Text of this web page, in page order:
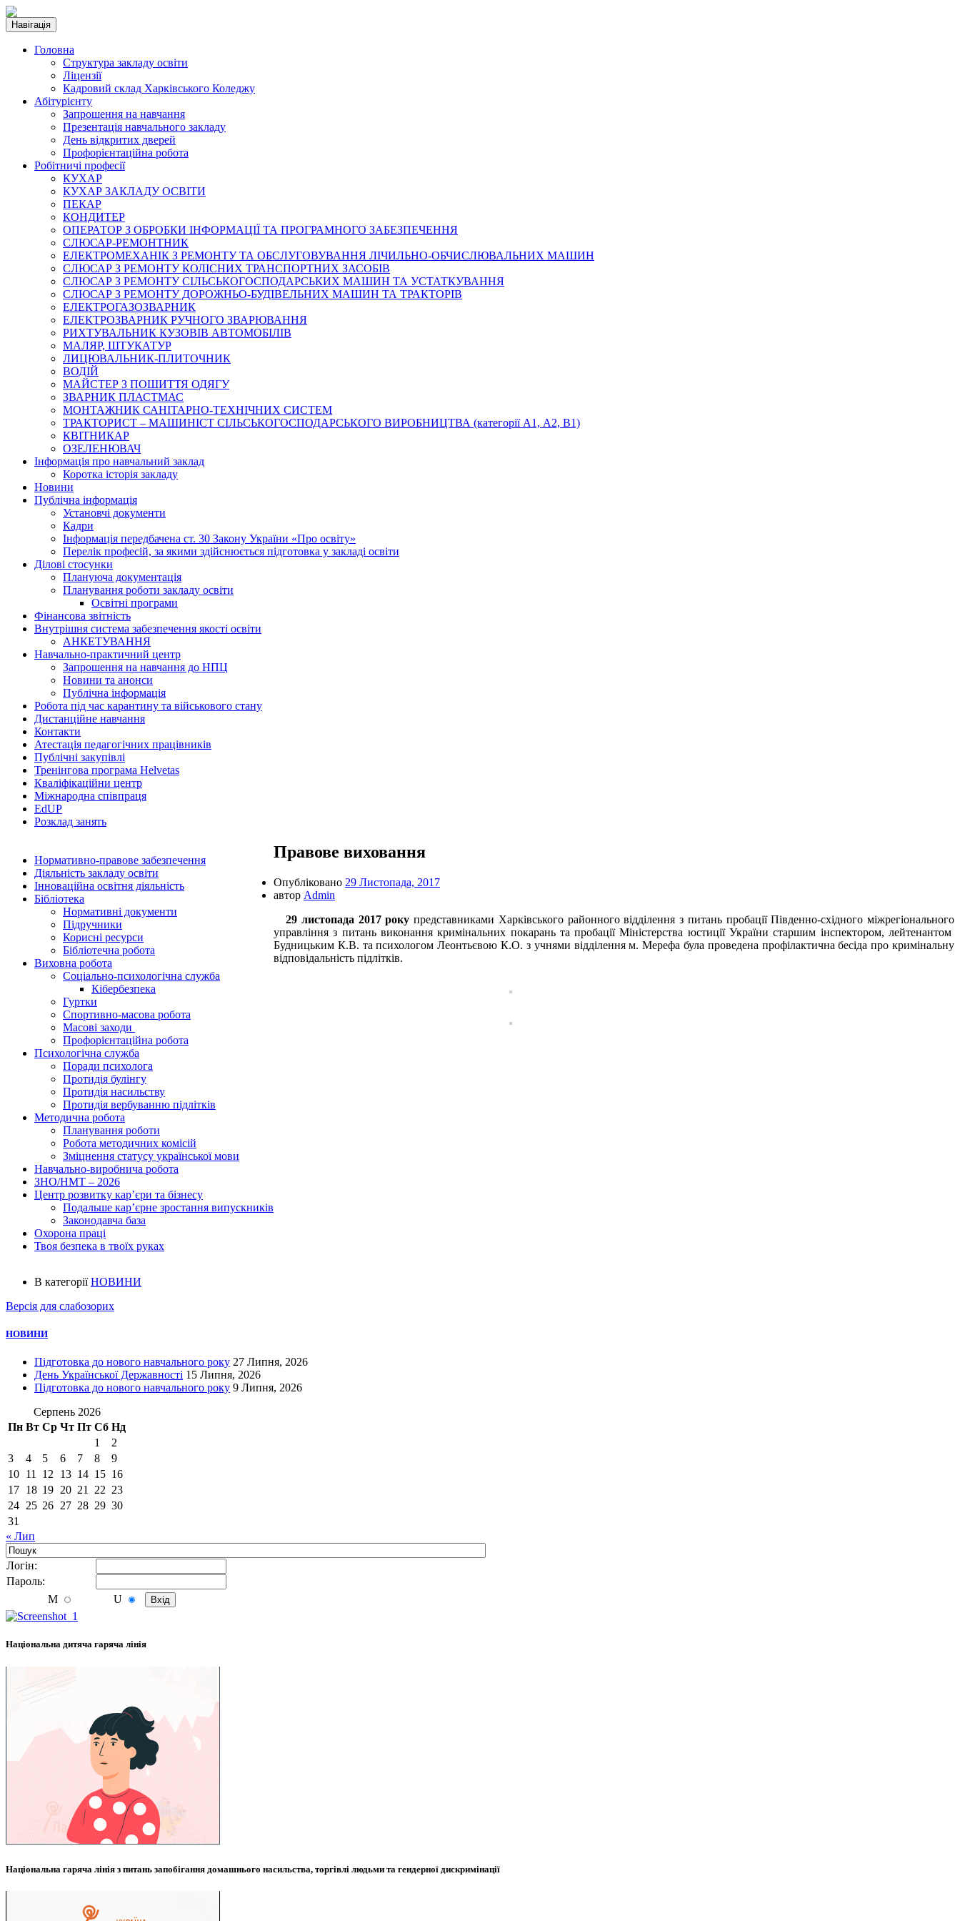
Навігація
Головна
Структура закладу освіти
Ліцензії
Кадровий склад Харківського Коледжу
Абітурієнту
Запрошення на навчання
Презентація навчального закладу
День відкритих дверей
Профорієнтаційна робота
Робітничі професії
КУХАР
КУХАР ЗАКЛАДУ ОСВІТИ
ПЕКАР
КОНДИТЕР
ОПЕРАТОР З ОБРОБКИ ІНФОРМАЦІЇ ТА ПРОГРАМНОГО ЗАБЕЗПЕЧЕННЯ
СЛЮСАР-РЕМОНТНИК
ЕЛЕКТРОМЕХАНІК З РЕМОНТУ ТА ОБСЛУГОВУВАННЯ ЛІЧИЛЬНО-ОБЧИСЛЮВАЛЬНИХ МАШИН
СЛЮСАР З РЕМОНТУ КОЛІСНИХ ТРАНСПОРТНИХ ЗАСОБІВ
СЛЮСАР З РЕМОНТУ СІЛЬСЬКОГОСПОДАРСЬКИХ МАШИН ТА УСТАТКУВАННЯ
СЛЮСАР З РЕМОНТУ ДОРОЖНЬО-БУДІВЕЛЬНИХ МАШИН ТА ТРАКТОРІВ
ЕЛЕКТРОГАЗОЗВАРНИК
ЕЛЕКТРОЗВАРНИК РУЧНОГО ЗВАРЮВАННЯ
РИХТУВАЛЬНИК КУЗОВІВ АВТОМОБІЛІВ
МАЛЯР, ШТУКАТУР
ЛИЦЮВАЛЬНИК-ПЛИТОЧНИК
ВОДІЙ
МАЙСТЕР З ПОШИТТЯ ОДЯГУ
ЗВАРНИК ПЛАСТМАС
МОНТАЖНИК САНІТАРНО-ТЕХНІЧНИХ СИСТЕМ
ТРАКТОРИСТ – МАШИНІСТ СІЛЬСЬКОГОСПОДАРСЬКОГО ВИРОБНИЦТВА (категорії А1, А2, В1)
КВІТНИКАР
ОЗЕЛЕНЮВАЧ
Інформація про навчальний заклад
Коротка історія закладу
Новини
Публічна інформація
Установчі документи
Кадри
Інформація передбачена ст. 30 Закону України «Про освіту»
Перелік професій, за якими здійснюється підготовка у закладі освіти
Ділові стосунки
Плануюча документація
Планування роботи закладу освіти
Освітні програми
Фінансова звітність
Внутрішня система забезпечення якості освіти
АНКЕТУВАННЯ
Навчально-практичний центр
Запрошення на навчання до НПЦ
Новини та анонси
Публічна інформація
Робота під час карантину та військового стану
Дистанційне навчання
Контакти
Атестація педагогічних працівників
Публічні закупівлі
Тренінгова програма Helvetas
Кваліфікаційни центр
Міжнародна співпраця
EdUР
Розклад занять
Нормативно-правове забезпечення
Діяльність закладу освіти
Інноваційна освітня діяльність
Бібліотека
Нормативні документи
Підручники
Корисні ресурси
Бібліотечна робота
Виховна робота
Соціально-психологічна служба
Кібербезпека
Гуртки
Спортивно-масова робота
Масові заходи
Профорієнтаційна робота
Психологічна служба
Поради психолога
Протидія булінгу
Протидія насильству
Протидія вербуванню підлітків
Методична робота
Планування роботи
Робота методичних комісій
Зміцнення статусу української мови
Навчально-виробнича робота
ЗНО/НМТ – 2026
Центр розвитку кар’єри та бізнесу
Подальше кар’єрне зростання випускників
Законодавча база
Охорона праці
Твоя безпека в твоїх руках
Правове виховання
Опубліковано 29 Листопада, 2017
автор Admin
29 листопада 2017 року представниками Харківського районного відділення з питань пробації Південно-східного міжрегіонального
управління з питань виконання кримінальних покарань та пробації Міністерства юстиції України старшим інспектором, лейтенантом
Будницьким К.В. та психологом Леонтьєвою К.О. з учнями відділення м. Мерефа була проведена профілактична бесіда про кримінальну
відповідальність підлітків.
В категоріїНОВИНИ
Версія для слабозорих
НОВИНИ
Підготовка до нового навчального року 27 Липня, 2026
День Української Державності 15 Липня, 2026
Підготовка до нового навчального року 9 Липня, 2026
Серпень 2026
Пн Вт Ср Чт Пт Сб Нд
1
2
3
4 5 6 7 8
9
10 11 12 13 14 15 16
17 18 19 20 21 22 23
24 25 26 27 28 29 30
31
« Лип
Логiн:
Пароль:
M
U
Національна дитяча гаряча лінія
Національна гаряча лінія з питань запобігання домашнього насильства, торгівлі людьми та гендерної дискримінації